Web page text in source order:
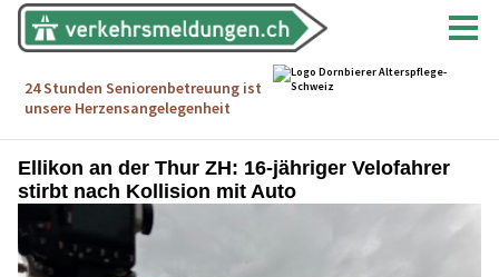
Ellikon an der Thur ZH: 16-jähriger Velofahrer
stirbt nach Kollision mit Auto